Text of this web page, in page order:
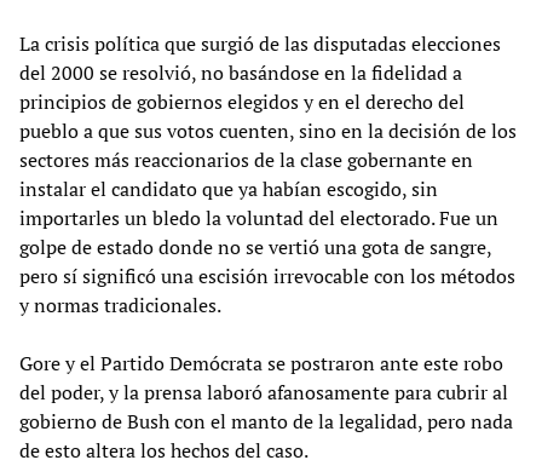
La crisis política que surgió de las disputadas elecciones
del 2000 se resolvió, no basándose en la fidelidad a
principios de gobiernos elegidos y en el derecho del
pueblo a que sus votos cuenten, sino en la decisión de los
sectores más reaccionarios de la clase gobernante en
instalar el candidato que ya habían escogido, sin
importarles un bledo la voluntad del electorado. Fue un
golpe de estado donde no se vertió una gota de sangre,
pero sí significó una escisión irrevocable con los métodos
y normas tradicionales.
Gore y el Partido Demócrata se postraron ante este robo
del poder, y la prensa laboró afanosamente para cubrir al
gobierno de Bush con el manto de la legalidad, pero nada
de esto altera los hechos del caso.